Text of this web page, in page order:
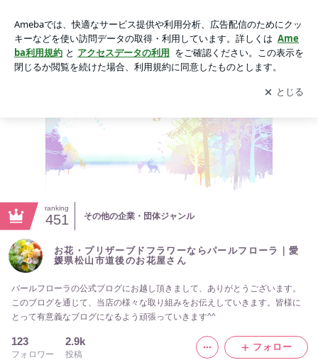
市道後のお花屋さん
アプリをダウンロードして ブログの更新通知
を受け取りまし
ょう。
開く
ranking
451 その他の企業・団体ジャンル
お花・プリザーブドフラワーならパールフローラ｜愛
媛県松山市道後のお花屋さん
パールフローラの公式ブログにお越し頂きまして、ありがとうございます。
このブログを通じて、当店の様々な取り組みをお伝えしていきます。皆様に
とって有意義なブログになるよう頑張っていきます^^
123
フォロワー
2.9k
投稿
フォロー